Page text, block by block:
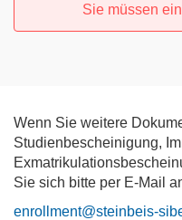
Sie müssen
Wenn Sie weitere
Studienbescheinigung,
Sie sich bitte per E-Mail
enrollment@steinbeis-